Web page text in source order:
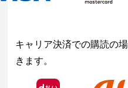
キャリア決済での購読の
きます。